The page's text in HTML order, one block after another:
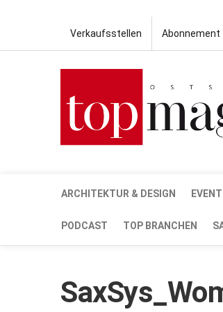
Verkaufsstellen Abonnement
ARCHITEKTUR & DESIGN
PODCAST TOP BRANCHEN